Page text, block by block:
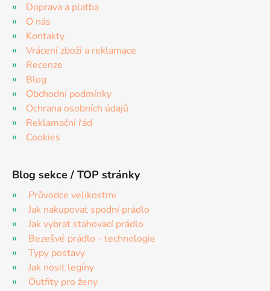
Doprava a platba
O nás
Kontakty
Vrácení zboží a reklamace
Recenze
Blog
Obchodní podmínky
Ochrana osobních údajů
Reklamační řád
Cookies
Blog sekce / TOP stránky
Průvodce velikostmi
Jak nakupovat spodní prádlo
Jak vybrat stahovací prádlo
Bezešvé prádlo - technologie
Typy postavy
Jak nosit legíny
Outfity pro ženy